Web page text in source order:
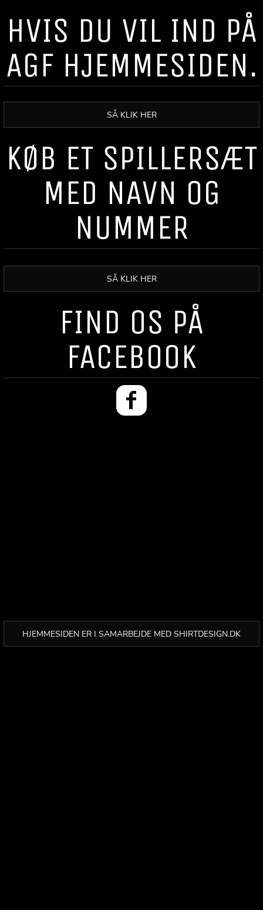
HVIS DU VIL IND PÅ
AGF HJEMMESIDEN.
SÅ KLIK HER
KØB ET SPILLERSÆT
MED NAVN OG
NUMMER
SÅ KLIK HER
FIND OS PÅ
FACEBOOK
HJEMMESIDEN ER I SAMARBEJDE MED SHIRTDESIGN.DK